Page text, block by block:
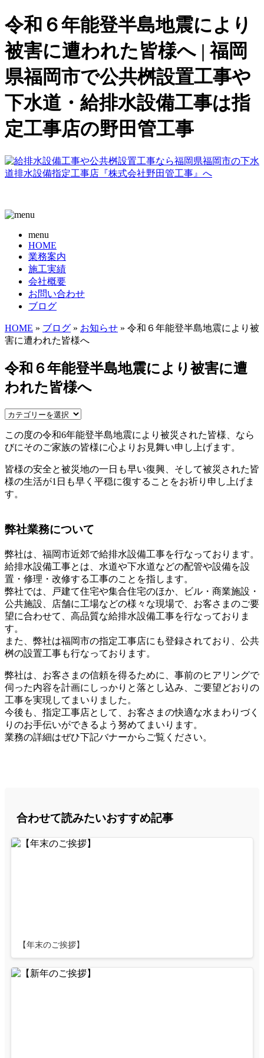
令和６年能登半島地震により
被害に遭われた皆様へ | 福岡
県福岡市で公共桝設置工事や
下水道・給排水設備工事は指
定工事店の野田管工事
menu
HOME
業務案内
施工実績
会社概要
お問い合わせ
ブログ
HOME » ブログ » お知らせ » 令和６年能登半島地震により被
害に遭われた皆様へ
令和６年能登半島地震により被害に遭
われた皆様へ
この度の令和6年能登半島地震により被災された皆様、なら
びにそのご家族の皆様に心よりお見舞い申し上げます。
皆様の安全と被災地の一日も早い復興、そして被災された皆
様の生活が1日も早く平穏に復することをお祈り申し上げま
す。
弊社業務について
弊社は、福岡市近郊で給排水設備工事を行なっております。
給排水設備工事とは、水道や下水道などの配管や設備を設
置・修理・改修する工事のことを指します。
弊社では、戸建て住宅や集合住宅のほか、ビル・商業施設・
公共施設、店舗に工場などの様々な現場で、お客さまのご要
望に合わせて、高品質な給排水設備工事を行なっておりま
す。
また、弊社は福岡市の指定工事店にも登録されており、公共
桝の設置工事も行なっております。
弊社は、お客さまの信頼を得るために、事前のヒアリングで
伺った内容を計画にしっかりと落とし込み、ご要望どおりの
工事を実現してまいりました。
今後も、指定工事店として、お客さまの快適な水まわりづく
りのお手伝いができるよう努めてまいります。
業務の詳細はぜひ下記バナーからご覧ください。
合わせて読みたいおすすめ記事
【年末のご挨拶】